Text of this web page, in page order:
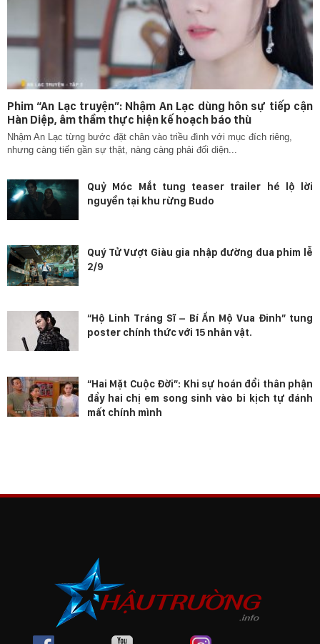
Phim “An Lạc truyện”: Nhậm An Lạc dùng hôn sự tiếp cận
Hàn Diệp, âm thầm thực hiện kế hoạch báo thù
Nhậm An Lạc từng bước đặt chân vào triều đình với mục đích riêng,
nhưng càng tiến gần sự thật, nàng càng phải đối diện...
Quỷ Móc Mắt tung teaser trailer hé lộ lời
nguyền tại khu rừng Budo
Quý Tử Vượt Giàu gia nhập đường đua phim lễ
2/9
“Hộ Linh Tráng Sĩ – Bí Ẩn Mộ Vua Đinh” tung
poster chính thức với 15 nhân vật.
“Hai Mặt Cuộc Đời”: Khi sự hoán đổi thân phận
đẩy hai chị em song sinh vào bi kịch tự đánh
mất chính mình